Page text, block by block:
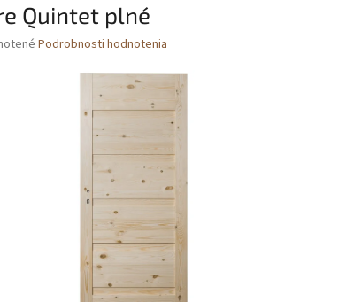
Quintet plné
Podrobnosti hodnotenia